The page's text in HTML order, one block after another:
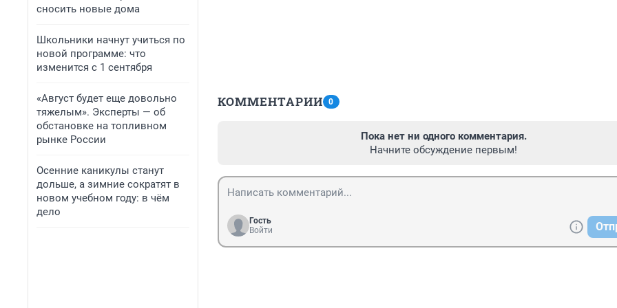
сносить новые дома
Школьники начнут учиться по
новой программе: что
изменится с 1 сентября
«Август будет еще довольно
тяжелым». Эксперты — об
обстановке на топливном
рынке России
Осенние каникулы станут
дольше, а зимние сократят в
новом учебном году: в чём
дело
КОММЕНТАРИИ 0
Пока нет ни одного комментария.
Начните обсуждение первым!
Гость
Войти